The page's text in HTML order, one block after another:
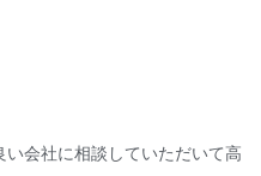
い会社に相談していただいて高